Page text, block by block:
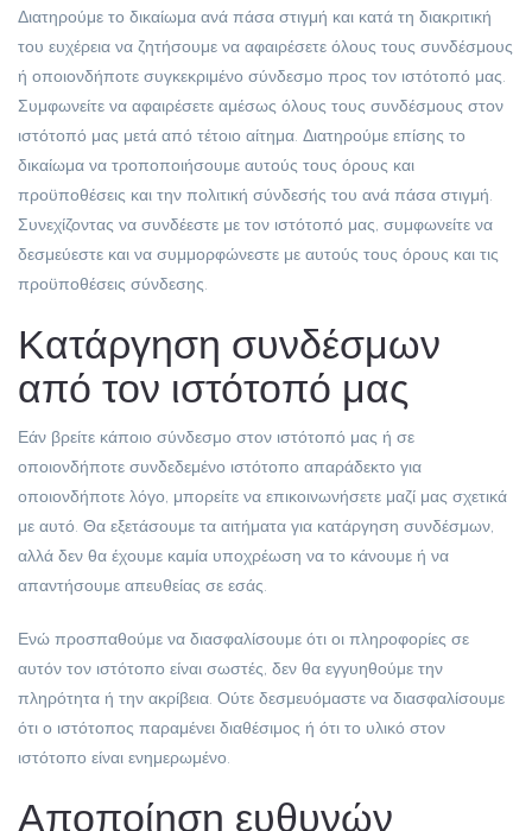
Διατηρούμε το δικαίωμα ανά πάσα στιγμή και κατά τη διακριτική
του ευχέρεια να ζητήσουμε να αφαιρέσετε όλους τους συνδέσμους
ή οποιονδήποτε συγκεκριμένο σύνδεσμο προς τον ιστότοπό μας.
Συμφωνείτε να αφαιρέσετε αμέσως όλους τους συνδέσμους στον
ιστότοπό μας μετά από τέτοιο αίτημα. Διατηρούμε επίσης το
δικαίωμα να τροποποιήσουμε αυτούς τους όρους και
προϋποθέσεις και την πολιτική σύνδεσής του ανά πάσα στιγμή.
Συνεχίζοντας να συνδέεστε με τον ιστότοπό μας, συμφωνείτε να
δεσμεύεστε και να συμμορφώνεστε με αυτούς τους όρους και τις
προϋποθέσεις σύνδεσης.
Κατάργηση συνδέσμων
από τον ιστότοπό μας
Εάν βρείτε κάποιο σύνδεσμο στον ιστότοπό μας ή σε
οποιονδήποτε συνδεδεμένο ιστότοπο απαράδεκτο για
οποιονδήποτε λόγο, μπορείτε να επικοινωνήσετε μαζί μας σχετικά
με αυτό. Θα εξετάσουμε τα αιτήματα για κατάργηση συνδέσμων,
αλλά δεν θα έχουμε καμία υποχρέωση να το κάνουμε ή να
απαντήσουμε απευθείας σε εσάς.
Ενώ προσπαθούμε να διασφαλίσουμε ότι οι πληροφορίες σε
αυτόν τον ιστότοπο είναι σωστές, δεν θα εγγυηθούμε την
πληρότητα ή την ακρίβεια. Ούτε δεσμευόμαστε να διασφαλίσουμε
ότι ο ιστότοπος παραμένει διαθέσιμος ή ότι το υλικό στον
ιστότοπο είναι ενημερωμένο.
Αποποίηση ευθυνών